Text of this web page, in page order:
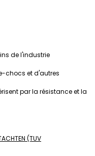
de l'industrie
chocs et d'autres
par la résistance et la
(TUV